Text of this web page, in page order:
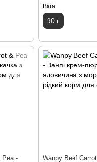
Вага
90 г
Pea -
Wanpy Beef